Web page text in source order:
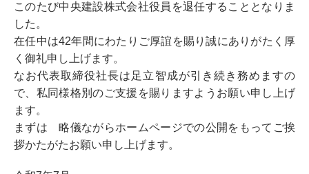
このたび中央建設株式会社役員を退任することとなりま
した。
在任中は42年間にわたりご厚誼を賜り誠にありがたく厚
く御礼申し上げます。
なお代表取締役社長は足立智成が引き続き務めますの
で、私同様格別のご支援を賜りますようお願い申し上げ
ます。
まずは 略儀ながらホームページでの公開をもってご挨
拶かたがたお願い申し上げます。